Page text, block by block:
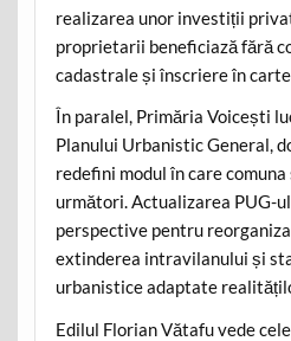
realizarea unor investiții
proprietarii beneficiază fără
cadastrale și înscriere în
În paralel, Primăria Voicești
Planului Urbanistic General,
redefini modul în care
următori. Actualizarea PUG-
perspective pentru
extinderea intravilanului și
urbanistice adaptate
Edilul Florian Vătafu vede